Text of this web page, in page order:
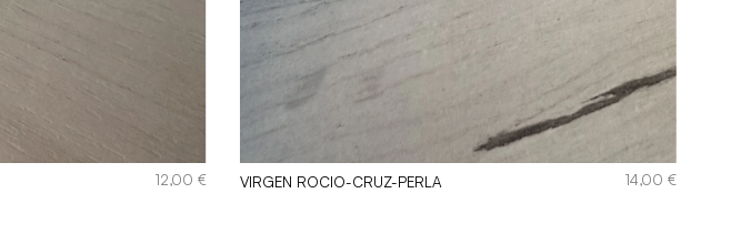
12,00 € VIRGEN ROCIO-CRUZ-PERLA 14,00€